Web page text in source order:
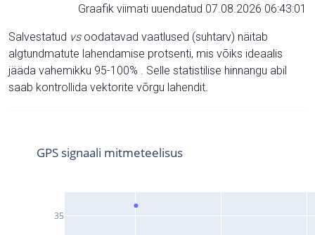
Graafik viimati uuendatud 07.08.2026 06:43:01
Salvestatud vsoodatavad vaatlused (suhtarv) näitab
algtundmatute lahendamise protsenti, mis võiks ideaalis
jääda vahemikku 95-100% . Selle statistilise hinnangu abil
saab kontrollida vektorite võrgu lahendit.
35
GPS signaali mitmeteelisus